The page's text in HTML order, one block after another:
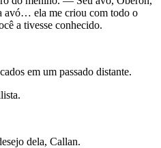
avó… ela me criou com todo o
a tivesse conhecido.
em um passado distante.
dela, Callan.